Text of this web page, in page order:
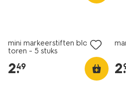
mini markeerstiften bloem
toren - 5 stuks
2.
49 2.